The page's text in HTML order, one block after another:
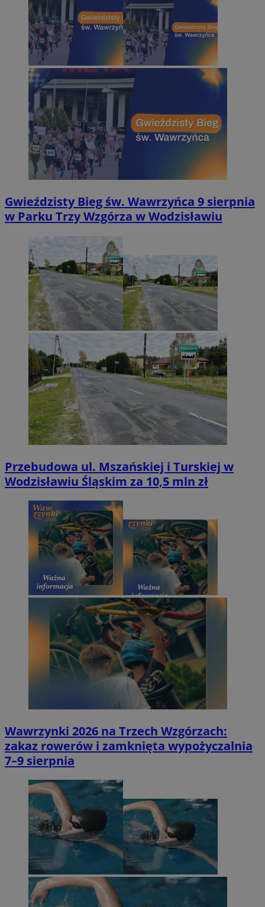
Gwieździsty Bieg św. Wawrzyńca 9 sierpnia
w Parku Trzy Wzgórza w Wodzisławiu
Przebudowa ul. Mszańskiej i Turskiej w
Wodzisławiu Śląskim za 10,5 mln zł
Wawrzynki 2026 na Trzech Wzgórzach:
zakaz rowerów i zamknięta wypożyczalnia
7–9 sierpnia